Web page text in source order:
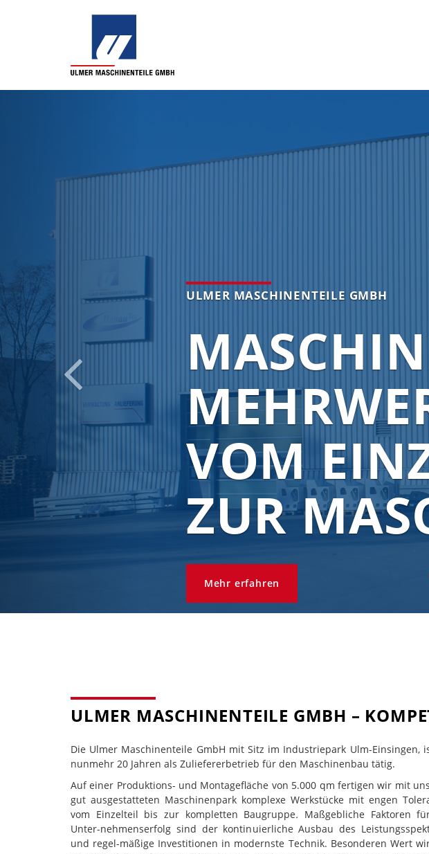
ULMER MASCHINENTEILE GMBH
IHR
ULMER MASCHINENTEILE GMBH –
Die Ulmer Maschinenteile GmbH mit Sitz im Industriepark Ulm-Einsingen,
nunmehr 20 Jahren als Zuliefererbetrieb für den Maschinenbau tätig.
Auf einer Produktions- und Montagefläche von 5.000 qm fertigen wir mit
gut ausgestatteten Maschinenpark komplexe Werkstücke mit engen
vom Einzelteil bis zur kompletten Baugruppe. Maßgebliche Faktoren
Unter-nehmenserfolg sind der kontinuierliche Ausbau des
und regel-mäßige Investitionen in modernste Technik. Besonderen Wert